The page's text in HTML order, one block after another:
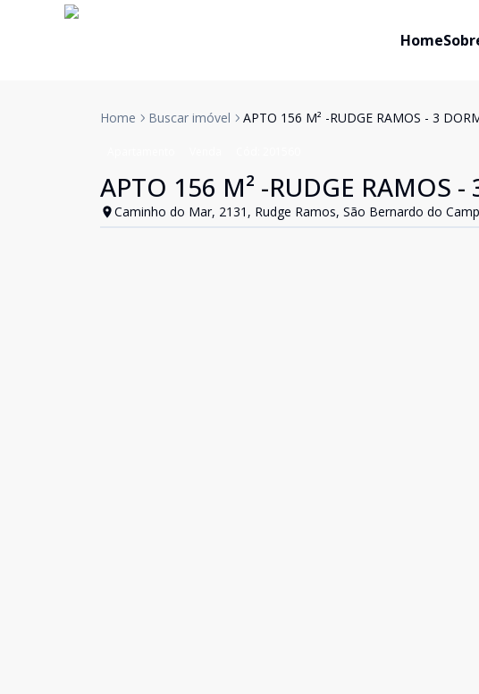
Home
Home Buscar imóvel APTO 156 M² -RUDGE RAMOS - 3
APTO 156 M² -RUDGE RAMOS -
Caminho do Mar, 2131, Rudge Ramos, São Bernardo do